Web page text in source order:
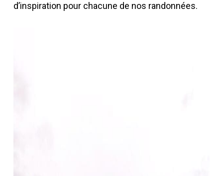
d’inspiration pour chacune de nos randonnées.